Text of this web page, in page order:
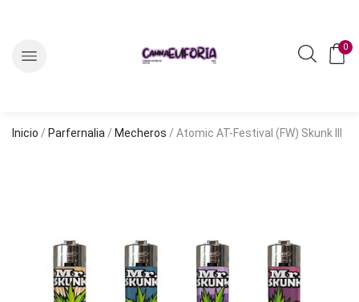
0
Inicio / Parfernalia / Mecheros / Atomic AT-Festival (FW) Skunk III